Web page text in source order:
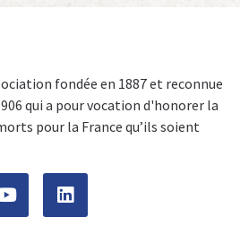
fondée en 1887 et reconnue
qui a pour vocation d'honorer la
pour la France qu’ils soient